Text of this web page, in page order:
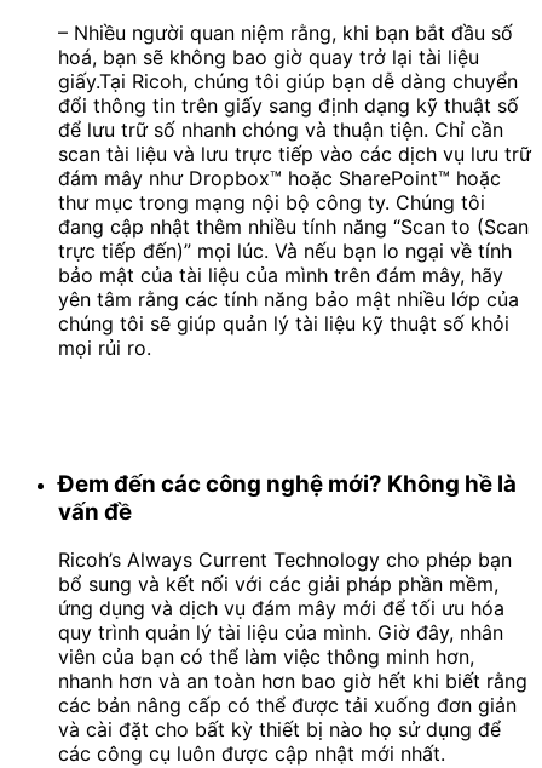
– Nhiều người quan niệm rằng, khi bạn bắt đầu số
hoá, bạn sẽ không bao giờ quay trở lại tài liệu
giấy.Tại Ricoh, chúng tôi giúp bạn dễ dàng chuyển
đổi thông tin trên giấy sang định dạng kỹ thuật số
để lưu trữ số nhanh chóng và thuận tiện. Chỉ cần
scan tài liệu và lưu trực tiếp vào các dịch vụ lưu trữ
đám mây như Dropbox™ hoặc SharePoint™ hoặc
thư mục trong mạng nội bộ công ty. Chúng tôi
đang cập nhật thêm nhiều tính năng “Scan to (Scan
trực tiếp đến)” mọi lúc. Và nếu bạn lo ngại về tính
bảo mật của tài liệu của mình trên đám mây, hãy
yên tâm rằng các tính năng bảo mật nhiều lớp của
chúng tôi sẽ giúp quản lý tài liệu kỹ thuật số khỏi
mọi rủi ro.
Đem đến các công nghệ mới? Không hề là
vấn đề
Ricoh’s Always Current Technology cho phép bạn
bổ sung và kết nối với các giải pháp phần mềm,
ứng dụng và dịch vụ đám mây mới để tối ưu hóa
quy trình quản lý tài liệu của mình. Giờ đây, nhân
viên của bạn có thể làm việc thông minh hơn,
nhanh hơn và an toàn hơn bao giờ hết khi biết rằng
các bản nâng cấp có thể được tải xuống đơn giản
và cài đặt cho bất kỳ thiết bị nào họ sử dụng để
các công cụ luôn được cập nhật mới nhất.